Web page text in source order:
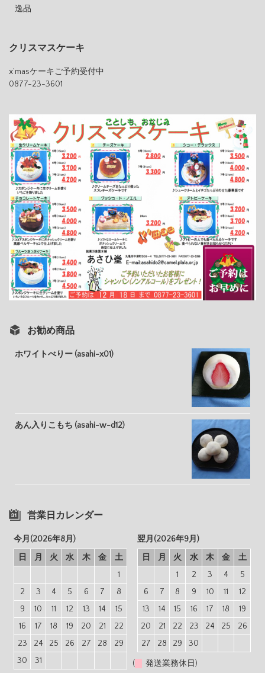
逸品
クリスマスケーキ
x’masケーキご予約受付中
0877-23-3601
お勧め商品
ホワイトべりー (asahi-x01)
あん入りこもち (asahi-w-d12)
営業日カレンダー
今月(2026年8月)
日
月 火 水 木 金
土
1
2
3 4 5 6 7
8
9
10 11 12 13 14
15
16
17 18 19 20 21
22
23
24 25 26 27 28
29
30
31
翌月(2026年9月)
日
月 火 水 木 金
土
1
2 3 4
5
6
7 8 9 10 11
12
13
14 15 16 17 18
19
20
21 22 23 24 25
26
27
28 29 30
( 発送業務休日)